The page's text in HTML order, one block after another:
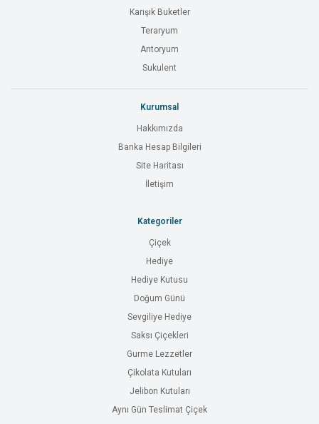
Karışık Buketler
Teraryum
Antoryum
Sukulent
Kurumsal
Hakkımızda
Banka Hesap Bilgileri
Site Haritası
İletişim
Kategoriler
Çiçek
Hediye
Hediye Kutusu
Doğum Günü
Sevgiliye Hediye
Saksı Çiçekleri
Gurme Lezzetler
Çikolata Kutuları
Jelibon Kutuları
Aynı Gün Teslimat Çiçek